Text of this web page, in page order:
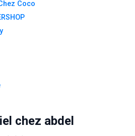
Coco
chez abdel